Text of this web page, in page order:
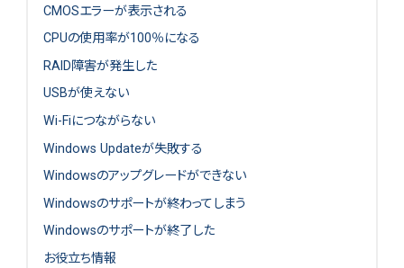
CMOSエラーが表示される
CPUの使用率が100％になる
RAID障害が発生した
USBが使えない
Wi-Fiにつながらない
Windows Updateが失敗する
Windowsのアップグレードができない
Windowsのサポートが終わってしまう
Windowsのサポートが終了した
お役立ち情報